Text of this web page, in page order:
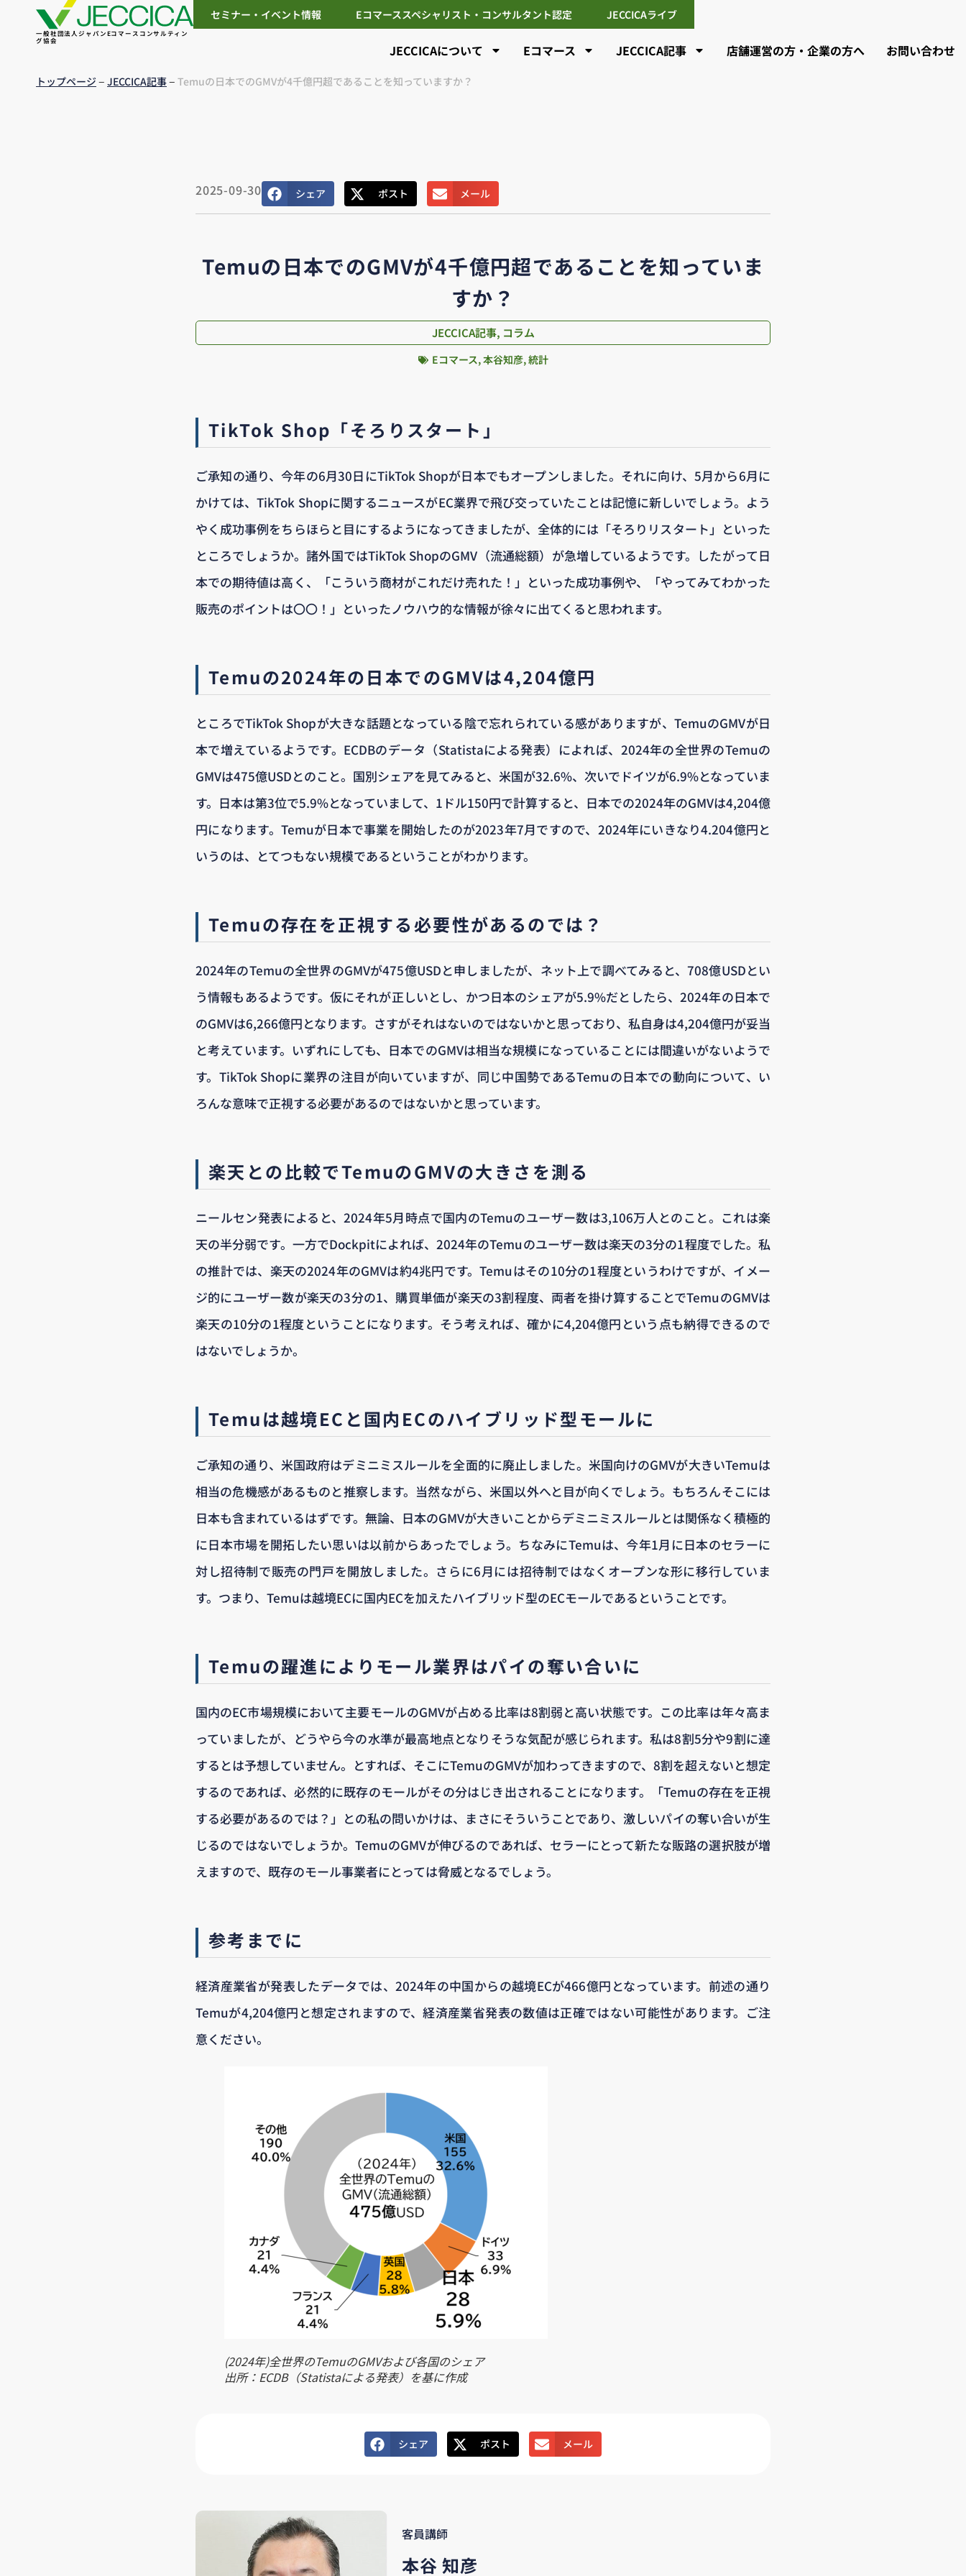
一般社団法人ジャパンEコマースコンサルティン
グ協会
セミナー・イベント情報 Eコマーススペシャリスト・コンサルタント認定 JECCICAライブ
JECCICAについて Eコマース JECCICA記事 店舗運営の方・企業の方へ お問い合わせ
トップページ– JECCICA記事– Temuの日本でのGMVが4千億円超であることを知っていますか？
2025-09-30 シェア ポスト メール
Temuの日本でのGMVが4千億円超であることを知っていま
すか？
JECCICA記事, コラム
Eコマース,本谷知彦,統計
TikTok Shop「そろりスタート」
ご承知の通り、今年の6月30日にTikTok Shopが日本でもオープンしました。それに向け、5月から6月に
かけては、TikTok Shopに関するニュースがEC業界で飛び交っていたことは記憶に新しいでしょう。よう
やく成功事例をちらほらと目にするようになってきましたが、全体的には「そろりリスタート」といった
ところでしょうか。諸外国ではTikTok ShopのGMV（流通総額）が急増しているようです。したがって日
本での期待値は高く、「こういう商材がこれだけ売れた！」といった成功事例や、「やってみてわかった
販売のポイントは〇〇！」といったノウハウ的な情報が徐々に出てくると思われます。
Temuの2024年の日本でのGMVは4,204億円
ところでTikTok Shopが大きな話題となっている陰で忘れられている感がありますが、TemuのGMVが日
本で増えているようです。ECDBのデータ（Statistaによる発表）によれば、2024年の全世界のTemuの
GMVは475億USDとのこと。国別シェアを見てみると、米国が32.6%、次いでドイツが6.9%となっていま
す。日本は第3位で5.9%となっていまして、1ドル150円で計算すると、日本での2024年のGMVは4,204億
円になります。Temuが日本で事業を開始したのが2023年7月ですので、2024年にいきなり4.204億円と
いうのは、とてつもない規模であるということがわかります。
Temuの存在を正視する必要性があるのでは？
2024年のTemuの全世界のGMVが475億USDと申しましたが、ネット上で調べてみると、708億USDとい
う情報もあるようです。仮にそれが正しいとし、かつ日本のシェアが5.9%だとしたら、2024年の日本で
のGMVは6,266億円となります。さすがそれはないのではないかと思っており、私自身は4,204億円が妥当
と考えています。いずれにしても、日本でのGMVは相当な規模になっていることには間違いがないようで
す。TikTok Shopに業界の注目が向いていますが、同じ中国勢であるTemuの日本での動向について、い
ろんな意味で正視する必要があるのではないかと思っています。
楽天との比較でTemuのGMVの大きさを測る
ニールセン発表によると、2024年5月時点で国内のTemuのユーザー数は3,106万人とのこと。これは楽
天の半分弱です。一方でDockpitによれば、2024年のTemuのユーザー数は楽天の3分の1程度でした。私
の推計では、楽天の2024年のGMVは約4兆円です。Temuはその10分の1程度というわけですが、イメー
ジ的にユーザー数が楽天の3分の1、購買単価が楽天の3割程度、両者を掛け算することでTemuのGMVは
楽天の10分の1程度ということになります。そう考えれば、確かに4,204億円という点も納得できるので
はないでしょうか。
Temuは越境ECと国内ECのハイブリッド型モールに
ご承知の通り、米国政府はデミニミスルールを全面的に廃止しました。米国向けのGMVが大きいTemuは
相当の危機感があるものと推察します。当然ながら、米国以外へと目が向くでしょう。もちろんそこには
日本も含まれているはずです。無論、日本のGMVが大きいことからデミニミスルールとは関係なく積極的
に日本市場を開拓したい思いは以前からあったでしょう。ちなみにTemuは、今年1月に日本のセラーに
対し招待制で販売の門戸を開放しました。さらに6月には招待制ではなくオープンな形に移行していま
す。つまり、Temuは越境ECに国内ECを加えたハイブリッド型のECモールであるということです。
Temuの躍進によりモール業界はパイの奪い合いに
国内のEC市場規模において主要モールのGMVが占める比率は8割弱と高い状態です。この比率は年々高ま
っていましたが、どうやら今の水準が最高地点となりそうな気配が感じられます。私は8割5分や9割に達
するとは予想していません。とすれば、そこにTemuのGMVが加わってきますので、8割を超えないと想定
するのであれば、必然的に既存のモールがその分はじき出されることになります。「Temuの存在を正視
する必要があるのでは？」との私の問いかけは、まさにそういうことであり、激しいパイの奪い合いが生
じるのではないでしょうか。TemuのGMVが伸びるのであれば、セラーにとって新たな販路の選択肢が増
えますので、既存のモール事業者にとっては脅威となるでしょう。
参考までに
経済産業省が発表したデータでは、2024年の中国からの越境ECが466億円となっています。前述の通り
Temuが4,204億円と想定されますので、経済産業省発表の数値は正確ではない可能性があります。ご注
意ください。
(2024年)全世界のTemuのGMVおよび各国のシェア
出所：ECDB（Statistaによる発表）を基に作成
シェア ポスト メール
客員講師
本谷 知彦